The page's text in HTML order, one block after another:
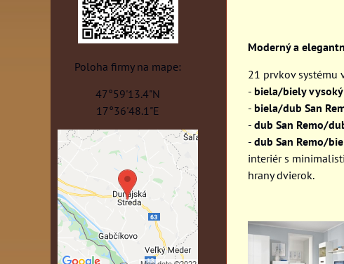
Moderný a
21 prvkov systému
- biela/biely
- biela/dub San
- dub San Remo/
- dub San Remo/
interiér s
hrany dvierok.
Poloha firmy na mape:
47°59'13.4"N
17°36'48.1"E